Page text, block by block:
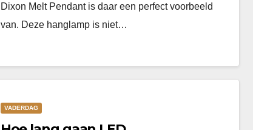
Dixon Melt Pendant is daar een perfect voorbeeld
van. Deze hanglamp is niet…
VADERDAG